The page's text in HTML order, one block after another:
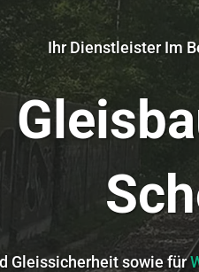
Ihr Dienstleister Im
Gleissicherheit sowie für